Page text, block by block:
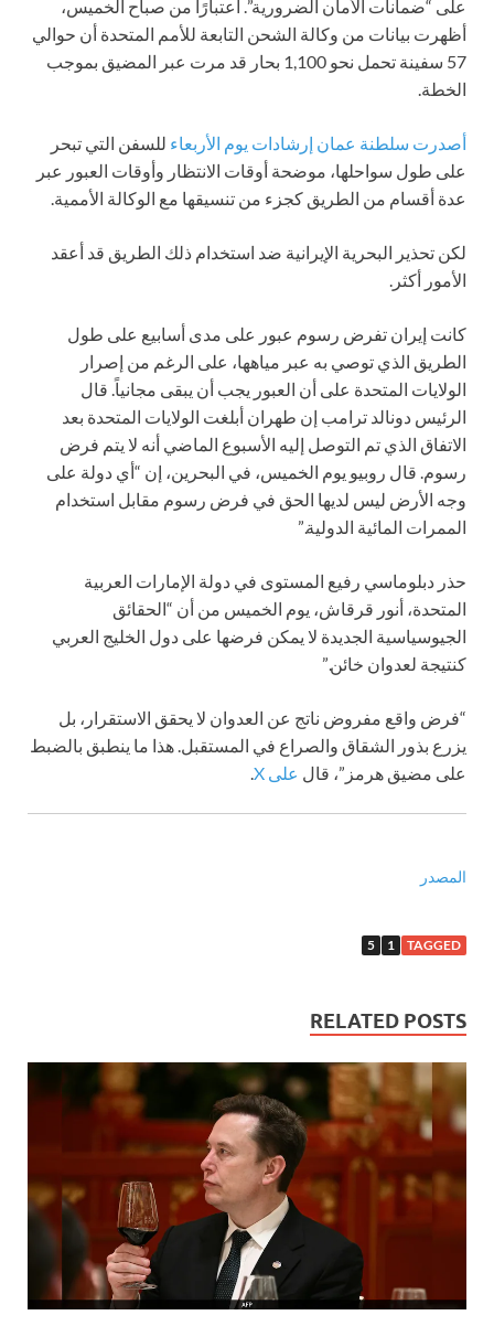
على “ضمانات الأمان الضرورية”. اعتبارًا من صباح الخميس،
أظهرت بيانات من وكالة الشحن التابعة للأمم المتحدة أن حوالي
57 سفينة تحمل نحو 1,100 بحار قد مرت عبر المضيق بموجب
الخطة.
أصدرت سلطنة عمان إرشادات يوم الأربعاء للسفن التي تبحر
على طول سواحلها، موضحة أوقات الانتظار وأوقات العبور عبر
عدة أقسام من الطريق كجزء من تنسيقها مع الوكالة الأممية.
لكن تحذير البحرية الإيرانية ضد استخدام ذلك الطريق قد أعقد
الأمور أكثر.
كانت إيران تفرض رسوم عبور على مدى أسابيع على طول
الطريق الذي توصي به عبر مياهها، على الرغم من إصرار
الولايات المتحدة على أن العبور يجب أن يبقى مجانياً. قال
الرئيس دونالد ترامب إن طهران أبلغت الولايات المتحدة بعد
الاتفاق الذي تم التوصل إليه الأسبوع الماضي أنه لا يتم فرض
رسوم. قال روبيو يوم الخميس، في البحرين، إن “أي دولة على
وجه الأرض ليس لديها الحق في فرض رسوم مقابل استخدام
الممرات المائية الدولية.”
حذر دبلوماسي رفيع المستوى في دولة الإمارات العربية
المتحدة، أنور قرقاش، يوم الخميس من أن “الحقائق
الجيوسياسية الجديدة لا يمكن فرضها على دول الخليج العربي
كنتيجة لعدوان خائن.”
“فرض واقع مفروض ناتج عن العدوان لا يحقق الاستقرار، بل
يزرع بذور الشقاق والصراع في المستقبل. هذا ما ينطبق بالضبط
على مضيق هرمز”، قال على X .
المصدر
TAGGED
1
5
RELATED POSTS